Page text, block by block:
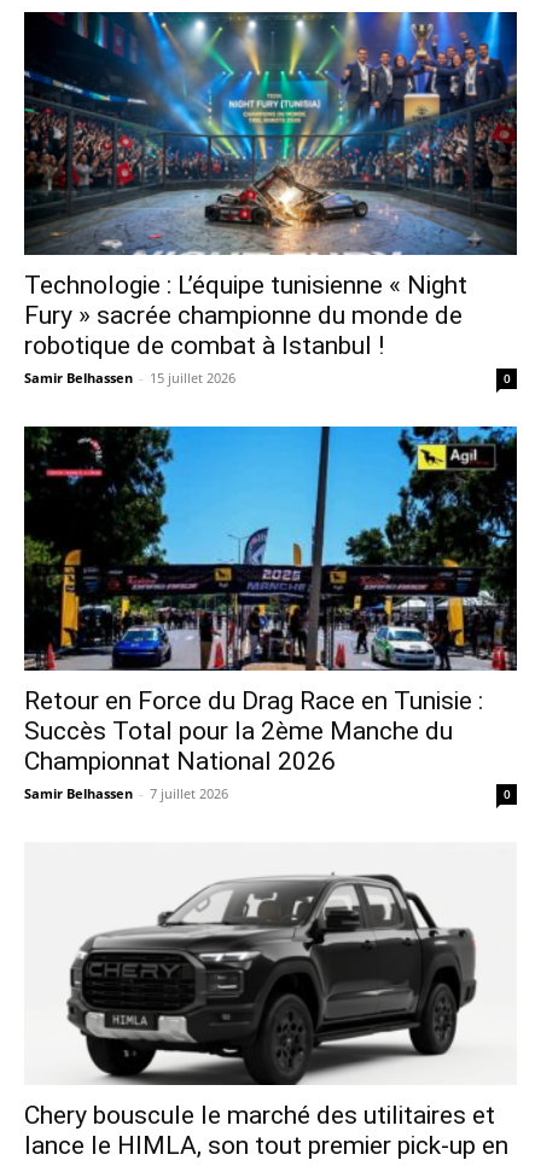
Technologie : L’équipe tunisienne « Night
Fury » sacrée championne du monde de
robotique de combat à Istanbul !
Samir Belhassen - 15 juillet 2026 0
Retour en Force du Drag Race en Tunisie :
Succès Total pour la 2ème Manche du
Championnat National 2026
Samir Belhassen - 7 juillet 2026 0
Chery bouscule le marché des utilitaires et
lance le HIMLA, son tout premier pick-up en